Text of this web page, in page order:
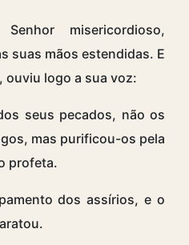
misericordioso,
suas mãos estendidas. E
ouviu logo a sua voz:
seus pecados, não os
mas purificou-os pela
profeta.
dos assírios, e o